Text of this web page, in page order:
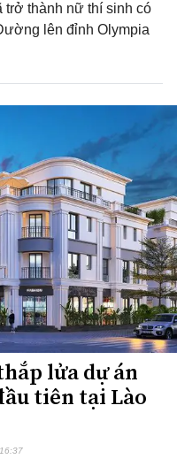
trở thành nữ thí sinh có
lên đỉnh Olympia
lửa dự án
tiên tại Lào